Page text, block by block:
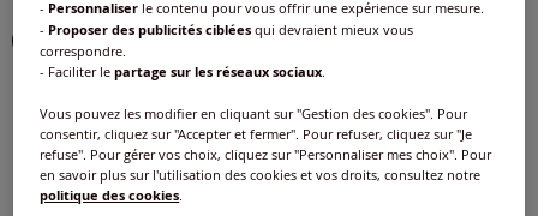
Veuillez sélectionner une taille
38/40 -En stock
Guide des tailles
- Personnaliser le contenu pour vous offrir une expérience sur mesure.
- Proposer des publicités ciblées qui devraient mieux vous
correspondre.
- Faciliter lepartage sur les réseaux sociaux.
Vous pouvez les modifier en cliquant sur "Gestion des cookies". Pour
consentir, cliquez sur "Accepter et fermer". Pour refuser, cliquez sur "Je
refuse". Pour gérer vos choix, cliquez sur "Personnaliser mes choix". Pour
en savoir plus sur l'utilisation des cookies et vos droits, consultez notre
politique des cookies.